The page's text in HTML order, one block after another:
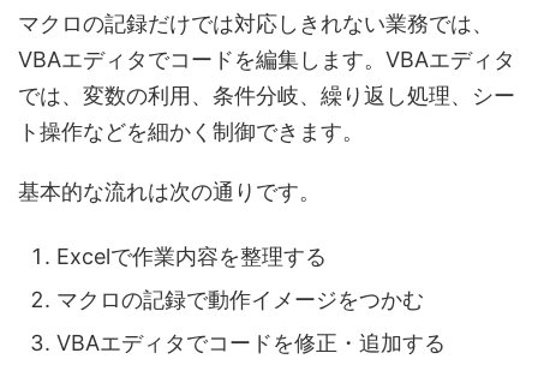
マクロの記録だけでは対応しきれない業務では、
VBAエディタでコードを編集します。VBAエディタ
では、変数の利用、条件分岐、繰り返し処理、シー
ト操作などを細かく制御できます。
基本的な流れは次の通りです。
Excelで作業内容を整理する
マクロの記録で動作イメージをつかむ
VBAエディタでコードを修正・追加する